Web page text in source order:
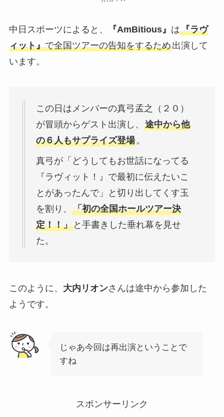
中日スポーツによると、 『AmBitious』 は『ラヴ
ィット』で全国ツアーの告知をするため出演して
います。
この日はメンバーの真弓孟之（２０）
が冒頭からゲスト出演し、 途中から他
の６人もサプライズ登場。
真弓が「どうしてもお世話になってる
『ラヴィット！』で最初に伝えたいこ
とがあったんで」と切り出してくす玉
を割り、 「初の全国ホールツアー決
定！！」と手書きした垂れ幕を見せ
た。
このように、 大内リオンさんは途中から参加した
ようです。
じゃあ今回は再出演ということで
すね
スポンサーリンク